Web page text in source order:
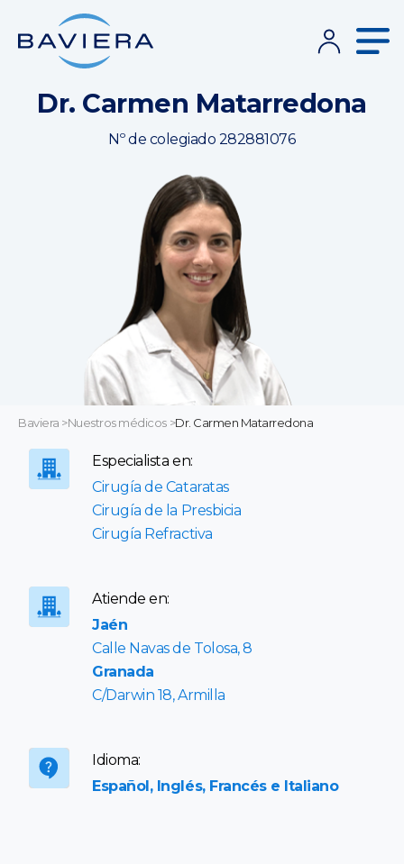
Dr. Carmen Matarredona
Nº de colegiado 282881076
Baviera >Nuestros médicos >Dr. Carmen Matarredona
Especialista en:
Cirugía de Cataratas
Cirugía de la Presbicia
Cirugía Refractiva
Atiende en:
Jaén
Calle Navas de Tolosa, 8
Granada
C/Darwin 18, Armilla
Idioma:
Español, Inglés, Francés e Italiano